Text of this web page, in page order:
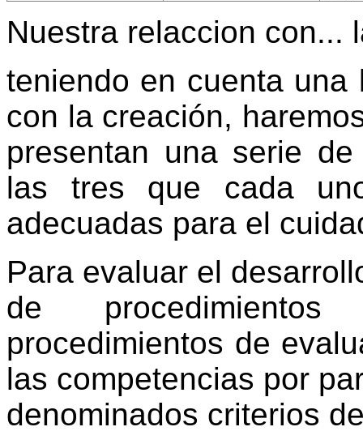
Nuestra relaccion con...
teniendo en cuenta una
con la creación,
presentan una serie
las tres que cada
adecuadas para el
Para evaluar el
de
procedimientos de
las competencias por
denominados criterios